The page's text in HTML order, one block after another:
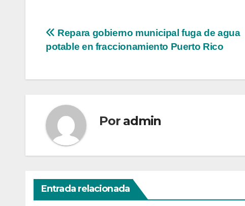
Navegación
de
entradas
Repara gobierno municipal fuga de agua
potable en fraccionamiento Puerto Rico
Por admin
Entrada relacionada